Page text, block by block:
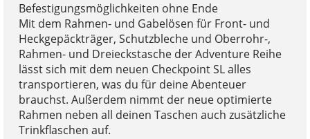
Befestigungsmöglichkeiten ohne Ende
Mit dem Rahmen- und Gabelösen für Front- und
Heckgepäckträger, Schutzbleche und Oberrohr-,
Rahmen- und Dreieckstasche der Adventure Reihe
lässt sich mit dem neuen Checkpoint SL alles
transportieren, was du für deine Abenteuer
brauchst. Außerdem nimmt der neue optimierte
Rahmen neben all deinen Taschen auch zusätzliche
Trinkflaschen auf.